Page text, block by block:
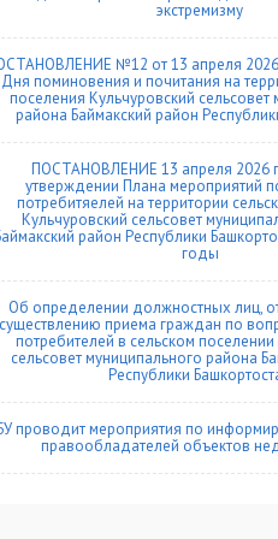
экстремизму
№12 от 13 апреля
Дня поминовения и почитания на
поселения Кульчуровский сельсовет
района Баймакский район
ПОСТАНОВЛЕНИЕ 13 апреля 2026
утверждении Плана мероприятий
потребитяелей на территории
Кульчуровский сельсовет
район Республики
годы
Об определении должностных лиц,
приема граждан по
потребителей в сельском
сельсовет муниципального района
Республики
проводит мероприятия по
правообладателей объектов